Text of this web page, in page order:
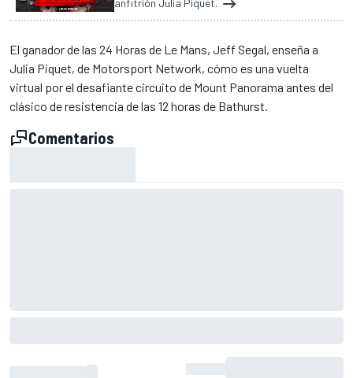
El ganador de las 24 Horas de Le Mans, Jeff Segal, enseña a
Julia Piquet, de Motorsport Network, cómo es una vuelta
virtual por el desafiante circuito de Mount Panorama antes del
clásico de resistencia de las 12 horas de Bathurst.
Comentarios